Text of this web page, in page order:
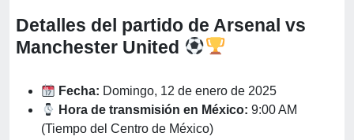
Detalles del partido de Arsenal vs
Manchester United
Fecha: Domingo, 12 de enero de 2025
Hora de transmisión en México: 9:00 AM
(Tiempo del Centro de México)